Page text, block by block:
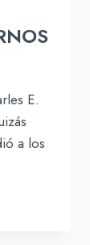
E.
a los